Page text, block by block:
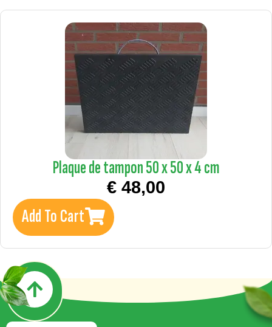
Plaque de tampon 50 x 50 x 4 cm
€ 48,00
Add To Cart